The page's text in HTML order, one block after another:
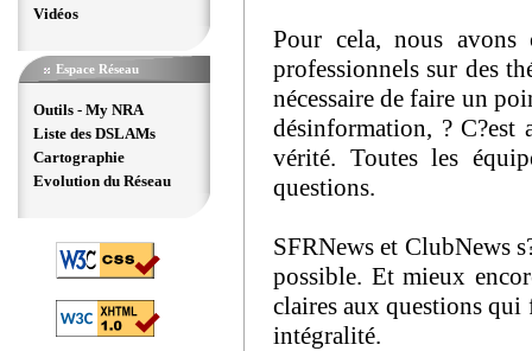
Vidéos
Espace Réseau
Outils - My NRA
Liste des DSLAMs
Cartographie
Evolution du Réseau
Pour cela, nous avons
professionnels sur des
nécessaire de faire un
désinformation, ? C?est
vérité. Toutes les
questions.
SFRNews et ClubNews
possible. Et mieux
claires aux questions qui
intégralité.